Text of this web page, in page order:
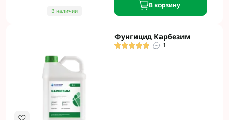
В наличии
В корзину
Фунгицид Карбезим
1